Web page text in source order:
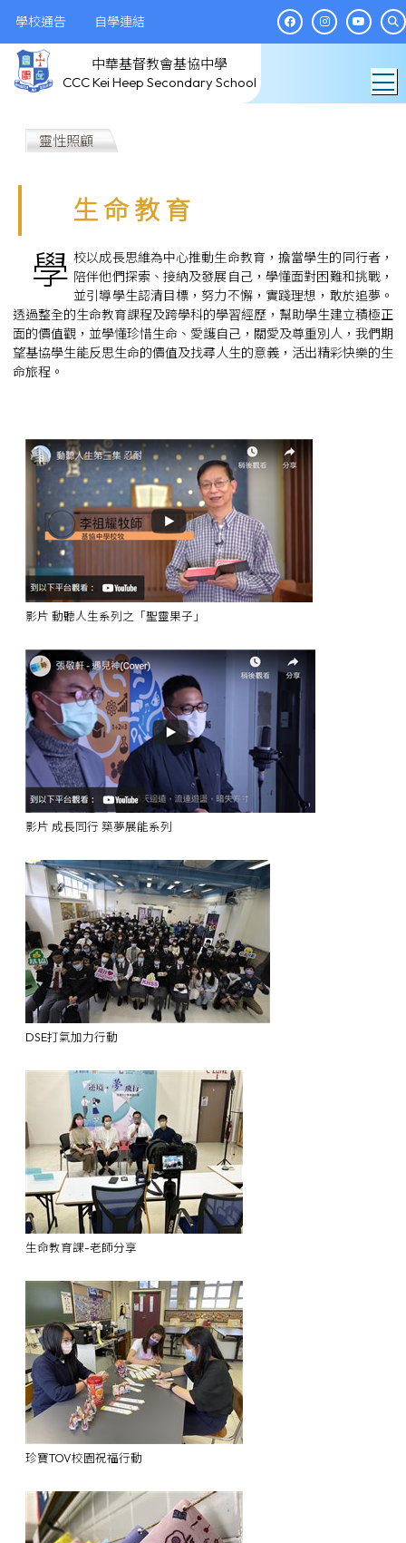
學校通告 自學連結
中華基督教會基協中學
CCC Kei Heep Secondary School
靈性照顧
生 命 教 育
學 校以成長思維為中心推動生命教育，擔當學生的同行者，
陪伴他們探索、接納及發展自己，學懂面對困難和挑戰，
並引導學生認清目標，努力不懈，實踐理想，敢於追夢。
透過整全的生命教育課程及跨學科的學習經歷，幫助學生建立積極正
面的價值觀，並學懂珍惜生命、愛護自己，關愛及尊重別人，我們期
望基協學生能反思生命的價值及找尋人生的意義，活出精彩快樂的生
命旅程。
影片 動聽人生系列之「聖靈果子」
影片 成長同行 築夢展能系列
DSE打氣加力行動
生命教育課-老師分享
珍寶TOV校園祝福行動